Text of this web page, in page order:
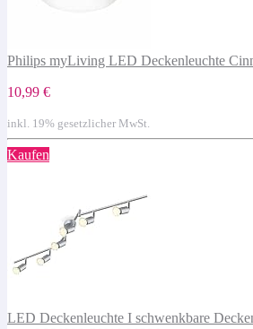
Philips myLiving LED Deckenleuchte
10,99 €
inkl. 19% gesetzlicher MwSt.
Kaufen
LED Deckenleuchte I schwenkbare